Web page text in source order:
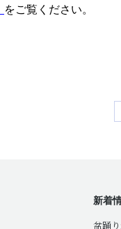
をご覧ください。
新着
盆踊